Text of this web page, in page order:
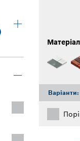
Варіанти: